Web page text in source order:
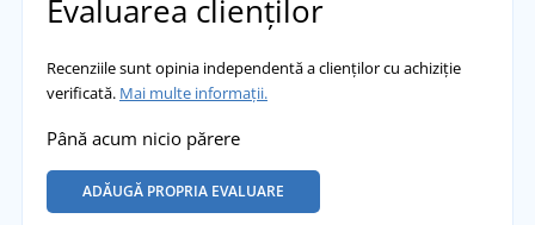
Evaluarea clienților
Recenziile sunt opinia independentă a clienților cu achiziție
verificată. Mai multe informații.
Până acum nicio părere
ADĂUGĂ PROPRIA EVALUARE